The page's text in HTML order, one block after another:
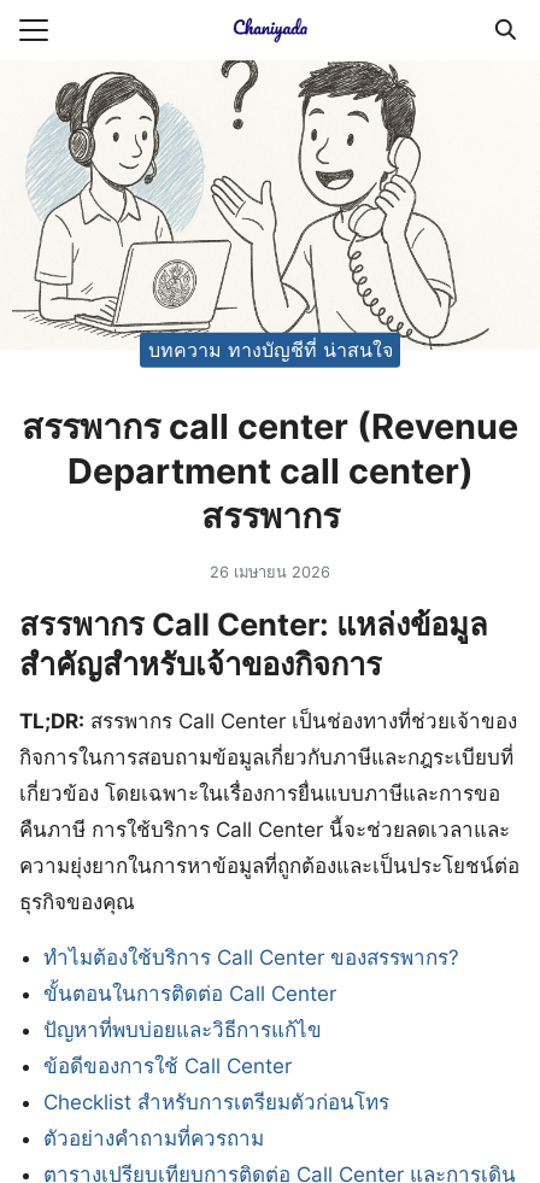
Skip
ยความเป็นส่วนตัว
ญชี (Accounting service)
ญชี (Accounting
บทความ ทางบัญชีที่ น่าสนใจ
สรรพากร call center (Revenue
Department call center)
สรรพากร
26 เมษายน 2026
สรรพากร Call Center: แหล่งข้อมูล
สำคัญสำหรับเจ้าของกิจการ
TL;DR: สรรพากร Call Center เป็นช่องทางที่ช่วยเจ้าของ
กิจการในการสอบถามข้อมูลเกี่ยวกับภาษีและกฎระเบียบที่
เกี่ยวข้อง โดยเฉพาะในเรื่องการยื่นแบบภาษีและการขอ
คืนภาษี การใช้บริการ Call Center นี้จะช่วยลดเวลาและ
ความยุ่งยากในการหาข้อมูลที่ถูกต้องและเป็นประโยชน์ต่อ
ธุรกิจของคุณ
ทำไมต้องใช้บริการ Call Center ของสรรพากร?
ขั้นตอนในการติดต่อ Call Center
ปัญหาที่พบบ่อยและวิธีการแก้ไข
ข้อดีของการใช้ Call Center
Checklist สำหรับการเตรียมตัวก่อนโทร
ตัวอย่างคำถามที่ควรถาม
ตารางเปรียบเทียบการติดต่อ Call Center และการเดิน